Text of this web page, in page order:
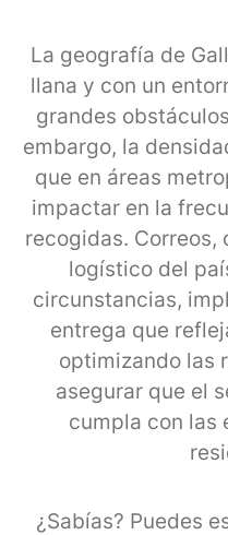
La geografía de
llana y con un
grandes
embargo, la
que en áreas
impactar en la
recogidas.
logístico del
circunstancias,
entrega que
optimizando las
asegurar que el
cumpla con las
¿Sabías? Puedes